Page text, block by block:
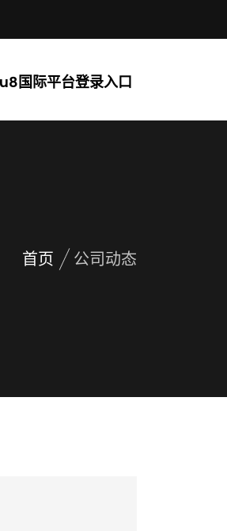
国际平台登录入口
首页 公司动态